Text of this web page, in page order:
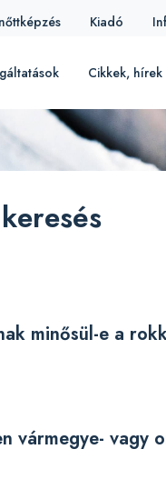
Kiadó
Cikkek, hírek
minősül-e a
vármegye- vagy